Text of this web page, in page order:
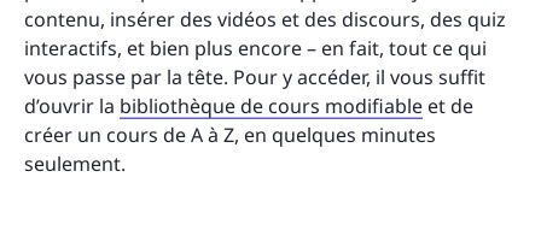
contenu, insérer des vidéos et des discours, des quiz
interactifs, et bien plus encore – en fait, tout ce qui
vous passe par la tête. Pour y accéder, il vous suffit
d’ouvrir la bibliothèque de cours modifiable et de
créer un cours de A à Z, en quelques minutes
seulement.